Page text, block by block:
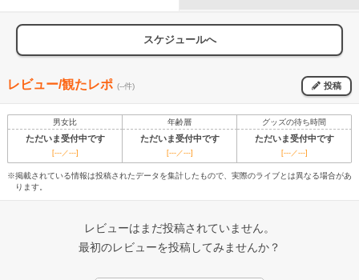
スケジュールへ
レビュー/観たレポ (--件) 投稿
男女比 年齢層 グッズの待ち時間
ただいま受付中です ただいま受付中です ただいま受付中です
[---／---] [---／---] [---／---]
※掲載されている情報は投稿されたデータを集計したもので、実際のライブとは異なる場合があ
ります。
レビューはまだ投稿されていません。
最初のレビューを投稿してみませんか？